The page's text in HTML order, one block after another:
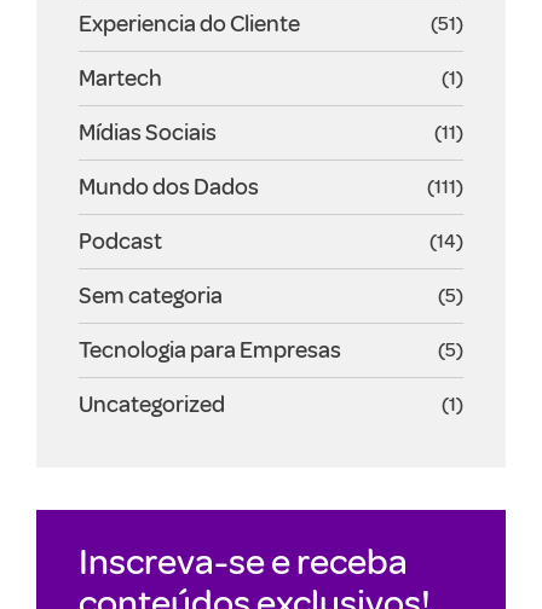
Experiencia do Cliente (51)
Martech (1)
Mídias Sociais (11)
Mundo dos Dados (111)
Podcast (14)
Sem categoria (5)
Tecnologia para Empresas (5)
Uncategorized (1)
Inscreva-se e receba